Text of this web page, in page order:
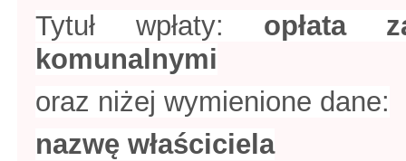
Tytuł wpłaty: opłata
komunalnymi
oraz niżej wymienione dane:
nazwę właściciela